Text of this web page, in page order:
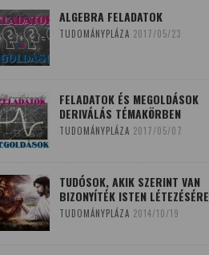
ALGEBRA FELADATOK
TUDOMÁNYPLÁZA 2017/05/23
FELADATOK ÉS MEGOLDÁSOK
DERIVÁLÁS TÉMAKÖRBEN
TUDOMÁNYPLÁZA 2017/05/07
TUDÓSOK, AKIK SZERINT VAN
BIZONYÍTÉK ISTEN LÉTEZÉSÉRE
TUDOMÁNYPLÁZA 2014/10/19